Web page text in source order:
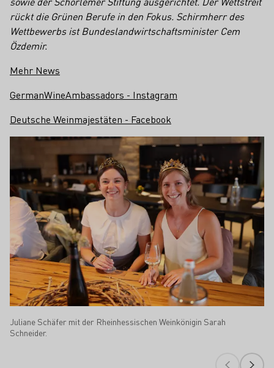
rückt die Grünen Berufe in den Fokus. Schirmherr des
Wettbewerbs ist Bundeslandwirtschaftsminister Cem
Özdemir.
Mehr News
GermanWineAmbassadors - Instagram
Deutsche Weinmajestäten - Facebook
Juliane Schäfer mit der Rheinhessischen Weinkönigin Sarah
Schneider.